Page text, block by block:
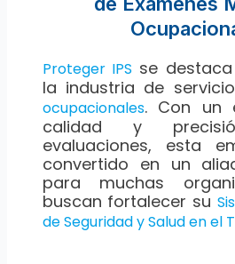
Proteger IPS se
la industria de
ocupacionales. Con un
calidad y
evaluaciones, esta
convertido en un
para muchas
buscan fortalecer su
de Seguridad y Salud en el